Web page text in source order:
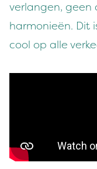
verlangen, geen
harmonieën. Dit
cool op alle